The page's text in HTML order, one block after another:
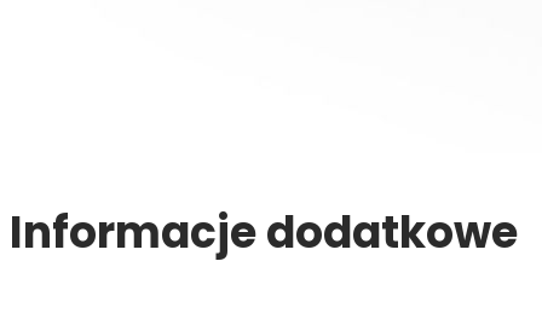
Informacje dodatkowe